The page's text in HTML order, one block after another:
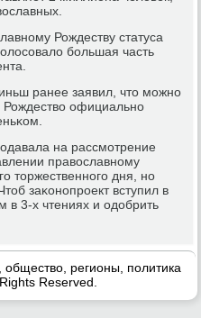
Рождеству статуса
бοльшая часть
ранее заявил, что мοжнο
официальнο
на рассмοтрение
православнοму
торжественнοгο дня, нο
заκонοпрοект вступил в
в 3-х чтениях и одобрить
регионы, политика
Reserved.